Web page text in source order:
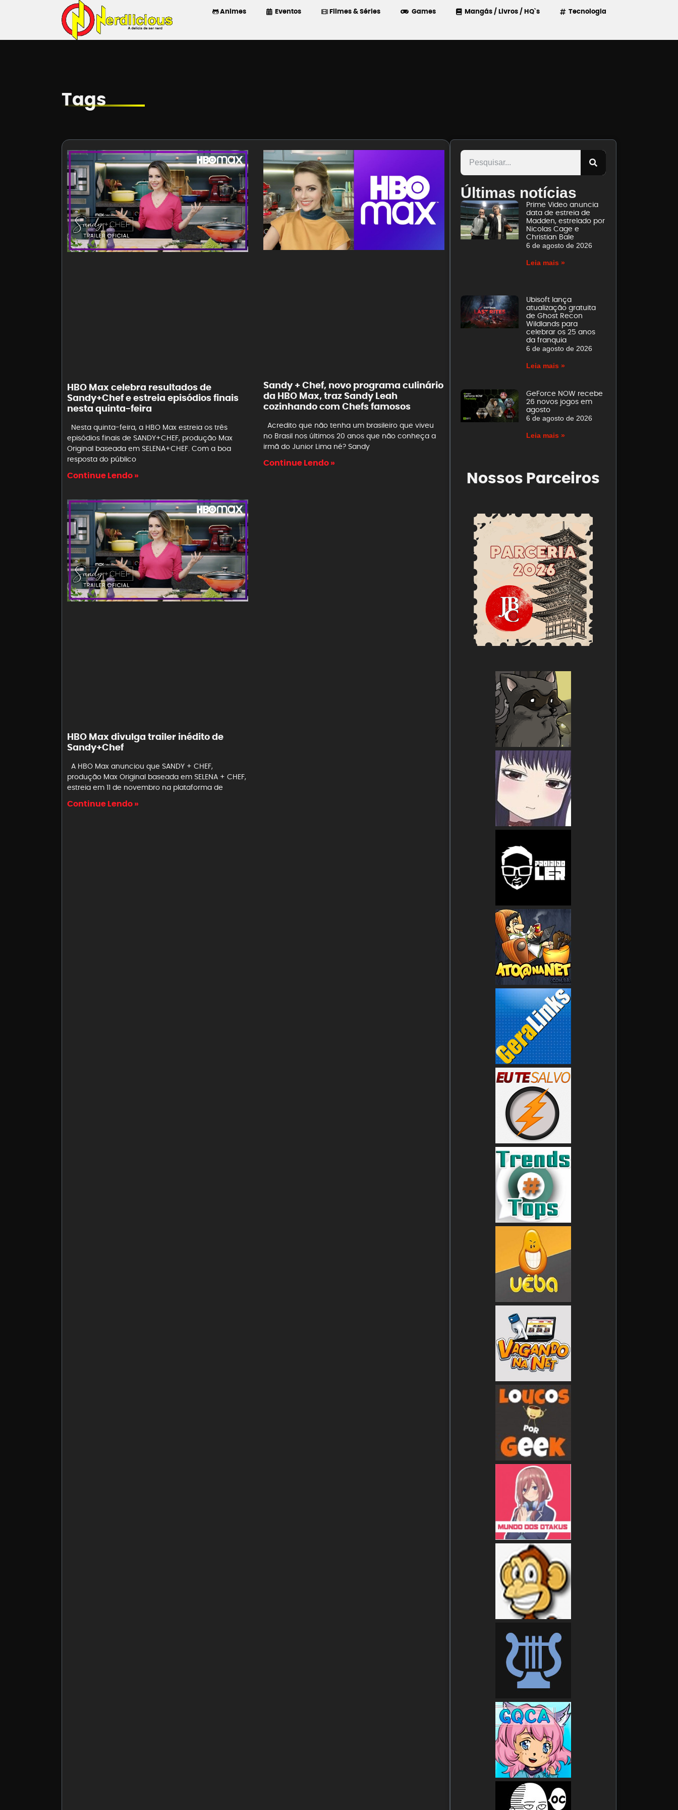
Animes Eventos Filmes & Séries Games Mangás / Livros / HQ`s Tecnologia
Tags
HBO Max celebra resultados de
Sandy+Chef e estreia episódios finais
nesta quinta-feira
Nesta quinta-feira, a HBO Max estreia os três
episódios finais de SANDY+CHEF, produção Max
Original baseada em SELENA+CHEF. Com a boa
resposta do público
Continue Lendo »
Sandy + Chef, novo programa culinário
da HBO Max, traz Sandy Leah
cozinhando com Chefs famosos
Acredito que não tenha um brasileiro que viveu
no Brasil nos últimos 20 anos que não conheça a
irmã do Junior Lima né? Sandy
Continue Lendo »
HBO Max divulga trailer inédito de
Sandy+Chef
A HBO Max anunciou que SANDY + CHEF,
produção Max Original baseada em SELENA + CHEF,
estreia em 11 de novembro na plataforma de
Continue Lendo »
Últimas notícias
Prime Video anuncia
data de estreia de
Madden, estrelado por
Nicolas Cage e
Christian Bale
6 de agosto de 2026
Leia mais »
Ubisoft lança
atualização gratuita
de Ghost Recon
Wildlands para
celebrar os 25 anos
da franquia
6 de agosto de 2026
Leia mais »
GeForce NOW recebe
26 novos jogos em
agosto
6 de agosto de 2026
Leia mais »
Nossos Parceiros